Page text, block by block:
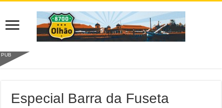
PUB
Especial Barra da Fuseta